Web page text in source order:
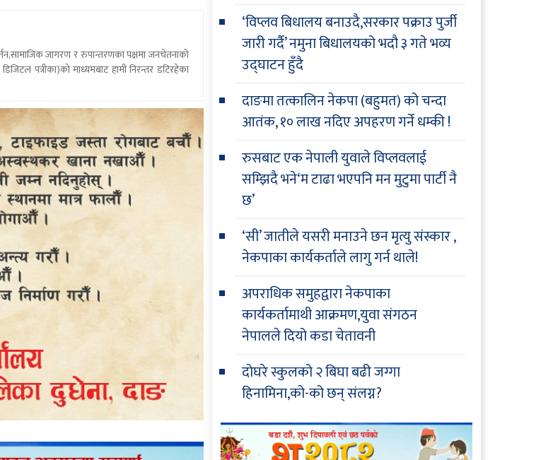
जागरण र रुपान्तरणका पक्षमा जनचेतनाको
पत्रीका)को माध्यमबाट हामी निरन्तर डटिरहेका
‘विप्लव बिधालय बनाउदै,सरकार पक्राउ पुर्जी
जारी गर्दै’ नमुना बिधालयको भदौ ३ गते भव्य
उद्घाटन हुँदै
दाङमा तत्कालिन नेकपा (बहुमत) को चन्दा
आतंक, १० लाख नदिए अपहरण गर्ने धम्की !
रुसबाट एक नेपाली युवाले विप्लवलाई
सम्झिदै भने‘म टाढा भएपनि मन मुटुमा पार्टी नै
छ’
‘सी’ जातीले यसरी मनाउने छन मृत्यु संस्कार ,
नेकपाका कार्यकर्ताले लागु गर्न थाले!
अपराधिक समुहद्वारा नेकपाका
कार्यकर्तामाथी आक्रमण,युवा संगठन
नेपालले दियो कडा चेतावनी
दोघरे स्कुलको २ बिघा बढी जग्गा
हिनामिना,को-को छन् संलग्न?